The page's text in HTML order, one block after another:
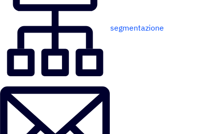
segmentazione